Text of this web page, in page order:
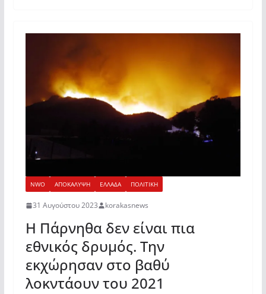
NWO ΑΠΟΚΑΛΥΨΗ ΕΛΛΑΔΑ ΠΟΛΙΤΙΚΗ
31 Αυγούστου 2023 korakasnews
Η Πάρνηθα δεν είναι πια
εθνικός δρυμός. Την
εκχώρησαν στο βαθύ
λοκντάουν του 2021